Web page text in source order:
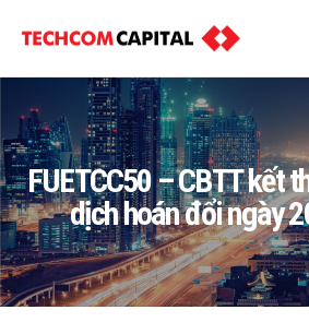
FUETCC50 – CBTT kết
dịch hoán đổi ngày